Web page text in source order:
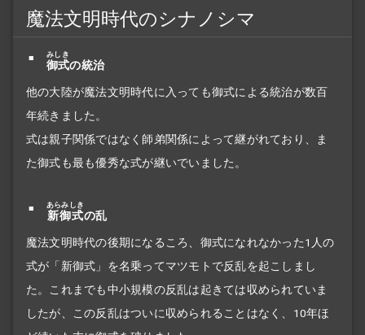
魔法文明時代のシナノシマ
御式
みしき
の統治
他の大陸が魔法文明時代に入っても御式による統治が数百
年続きました。
式は親子関係ではなく師弟関係によって継がれており、ま
た御式も最も優秀な式が継いでいました。
新御式
あらみしき
の乱
魔法文明時代の後期になるころ、御式になれなかった1人の
式が「新御式」を名乗ってマツモトで反乱を起こしまし
た。これまでも中小規模の反乱は起きては収められていま
したが、この反乱はついに収められることはなく、10年ほ